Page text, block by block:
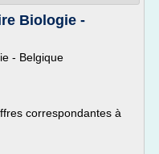
Biologie -
- Belgique
correspondantes à